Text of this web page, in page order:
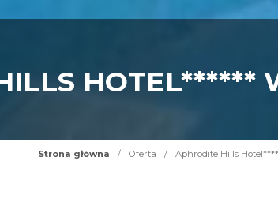
HOTEL******
Strona główna / Oferta / Aphrodite Hills